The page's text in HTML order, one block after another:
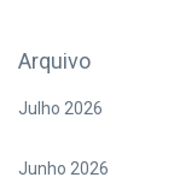
Arquivo
Julho 2026
Junho 2026